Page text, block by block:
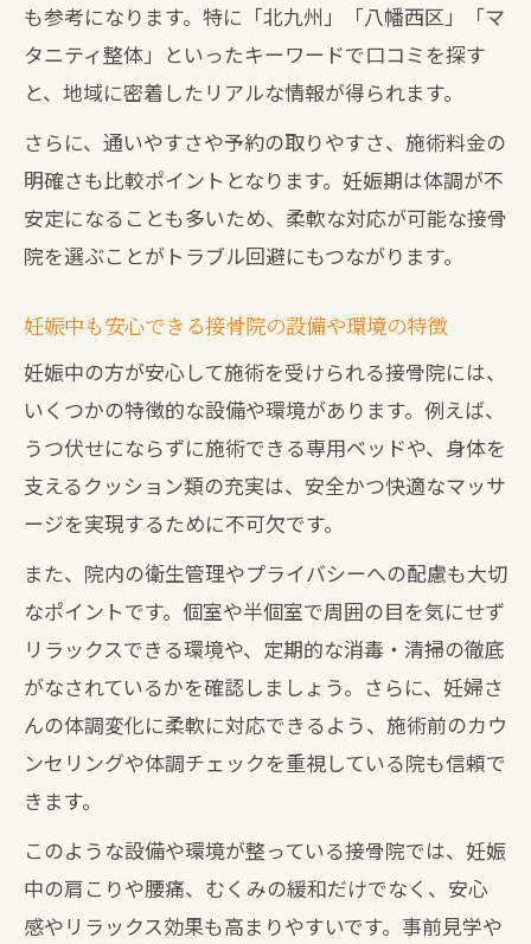
接骨院で受ける産後ケアと日常生活の変
化
接骨院の産後骨盤矯正で得られる効果
産後ケア北九州で注目される接骨院の特
徴
妊娠中に整体やヘッドスパは安全か徹底解説
妊娠中の整体やヘッドスパと接骨院の違
い
妊娠中に整体やヘッドスパは受けられる
か
専門家が語る接骨院でのマタニティケア
の安全性
妊娠中のヘッドスパ利用時に接骨院が配
慮すべき点
骨盤矯正で快適なマタニティライフを実現
接骨院の骨盤矯正で妊娠中の悩みを軽減
妊婦でも安心して受けられる骨盤矯正方
法
接骨院で受ける骨盤調整の流れと注意点
産後も続けたい接骨院の骨盤ケアの魅力
も参考になります。特に「北九州」「八幡西区」「マ
タニティ整体」といったキーワードで口コミを探す
と、地域に密着したリアルな情報が得られます。
さらに、通いやすさや予約の取りやすさ、施術料金の
明確さも比較ポイントとなります。妊娠期は体調が不
安定になることも多いため、柔軟な対応が可能な接骨
院を選ぶことがトラブル回避にもつながります。
妊娠中も安心できる接骨院の設備や環境の特徴
妊娠中の方が安心して施術を受けられる接骨院には、
いくつかの特徴的な設備や環境があります。例えば、
うつ伏せにならずに施術できる専用ベッドや、身体を
支えるクッション類の充実は、安全かつ快適なマッサ
ージを実現するために不可欠です。
また、院内の衛生管理やプライバシーへの配慮も大切
なポイントです。個室や半個室で周囲の目を気にせず
リラックスできる環境や、定期的な消毒・清掃の徹底
がなされているかを確認しましょう。さらに、妊婦さ
んの体調変化に柔軟に対応できるよう、施術前のカウ
ンセリングや体調チェックを重視している院も信頼で
きます。
このような設備や環境が整っている接骨院では、妊娠
中の肩こりや腰痛、むくみの緩和だけでなく、安心
感やリラックス効果も高まりやすいです。事前見学や